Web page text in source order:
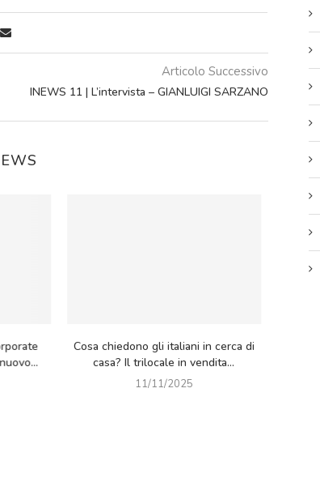
Articolo Successivo
INEWS 11 | L’intervista – GIANLUIGI SARZANO
cerca di
Detrazioni Fiscali 2025
14/10/2025